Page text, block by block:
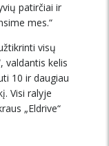
patirčiai ir
mes.“
visų
valdantis kelis
10 ir daugiau
Visi ralyje
„Eldrive“